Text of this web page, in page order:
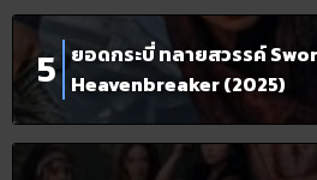
ยอดกระบี่ ทลายสวรรค์
Heavenbreaker (2025)